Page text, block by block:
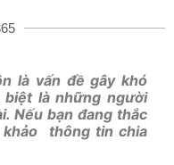
là vấn đề gây khó
biệt là những người
Nếu bạn đang thắc
khảo thông tin chia